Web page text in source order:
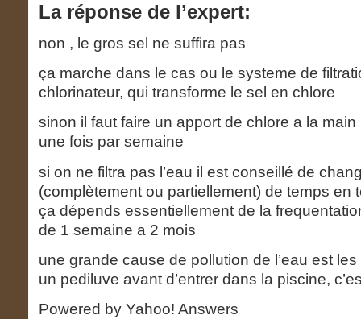
La réponse de l’expert:
non , le gros sel ne suffira pas
ça marche dans le cas ou le systeme de
chlorinateur, qui transforme le sel en chlore
sinon il faut faire un apport de chlore a la main
une fois par semaine
si on ne filtra pas l’eau il est conseillé de
(complètement ou partiellement) de temps en
ça dépends essentiellement de la
de 1 semaine a 2 mois
une grande cause de pollution de l’eau est
un pediluve avant d’entrer dans la piscine,
Powered by Yahoo! Answers